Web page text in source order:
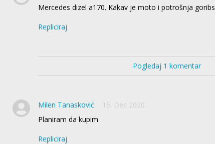
Mercedes dizel a170. Kakav je moto i potrošnja goribs
Repliciraj
Pogledaj 1 komentar
Milen Tanasković
15. Dec 2020.
Planiram da kupim
Repliciraj